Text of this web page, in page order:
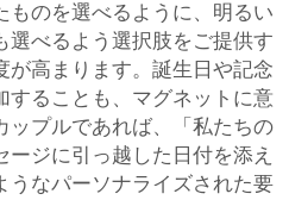
ものを選べるように、明るい
選べるよう選択肢をご提供す
が高まります。誕生日や記念
することも、マグネットに意
ップルであれば、「私たちの
ジに引っ越した日付を添え
うなパーソナライズされた要